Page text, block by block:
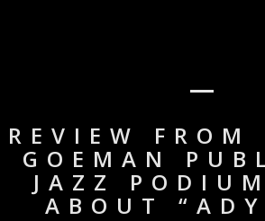
REVIEW FROM
GOEMAN
JAZZ
ABOUT